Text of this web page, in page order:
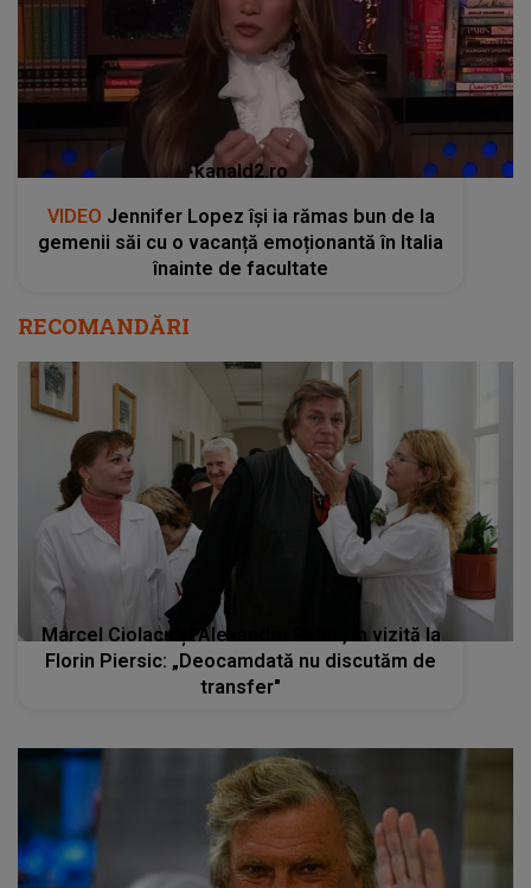
kanald2.ro
VIDEO Jennifer Lopez își ia rămas bun de la
gemenii săi cu o vacanță emoționantă în Italia
înainte de facultate
RECOMANDĂRI
Marcel Ciolacu și Alexandru Rafila, în vizită la
Florin Piersic: „Deocamdată nu discutăm de
transfer"